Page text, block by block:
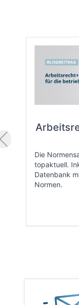
Die
topaktuell.
Datenbank
Normen.